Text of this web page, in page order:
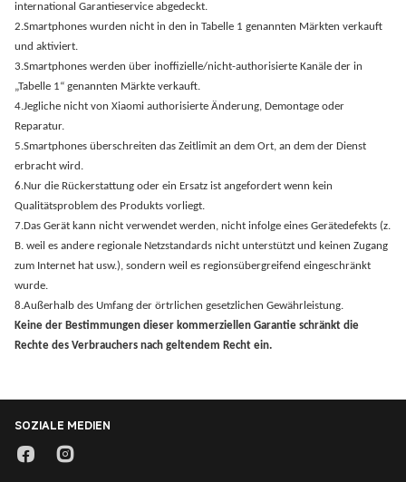
international Garantieservice abgedeckt.
2.Smartphones wurden nicht in den in Tabelle 1 genannten Märkten verkauft
und aktiviert.
3.Smartphones werden über inoffizielle/nicht-authorisierte Kanäle der in
„Tabelle 1“ genannten Märkte verkauft.
4.Jegliche nicht von Xiaomi authorisierte Änderung, Demontage oder
Reparatur.
5.Smartphones überschreiten das Zeitlimit an dem Ort, an dem der Dienst
erbracht wird.
6.Nur die Rückerstattung oder ein Ersatz ist angefordert wenn kein
Qualitätsproblem des Produkts vorliegt.
7.Das Gerät kann nicht verwendet werden, nicht infolge eines Gerätedefekts (z.
B. weil es andere regionale Netzstandards nicht unterstützt und keinen Zugang
zum Internet hat usw.), sondern weil es regionsübergreifend eingeschränkt
wurde.
8.Außerhalb des Umfang der örtrlichen gesetzlichen Gewährleistung.
Keine der Bestimmungen dieser kommerziellen Garantie schränkt die
Rechte des Verbrauchers nach geltendem Recht ein.
SOZIALE MEDIEN